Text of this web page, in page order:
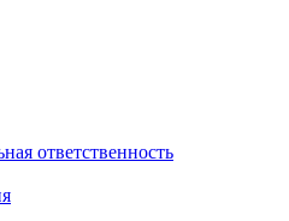
ответственность